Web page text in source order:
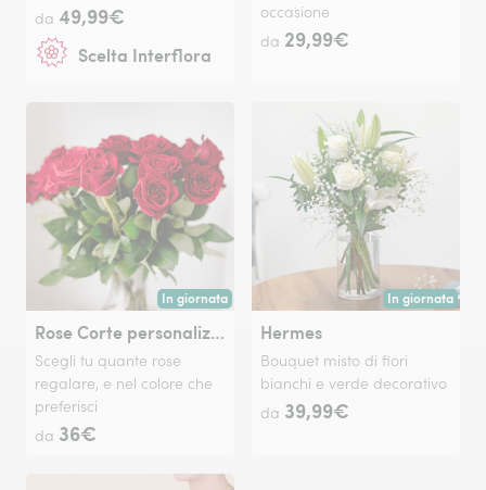
da 49,99€
Scelta Interflora
occasione
da 29,99€
In giornata
Consegna disponibile oggi o in data a tua scelta.
Rose Corte personalizzabili
Scegli tu quante rose
regalare, e nel colore che
preferisci
da 36€
In giornata
Consegna
Hermes
Bouquet misto di fiori
bianchi e verde decorativo
da 39,99€